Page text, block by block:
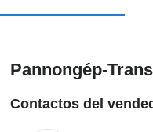
Pannongép-
Contactos del